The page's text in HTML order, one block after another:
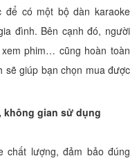
để có một bộ dàn karaoke
đình. Bên cạnh đó, người
phim… cũng hoàn toàn
sẽ giúp bạn chọn mua được
không gian sử dụng
chất lượng, đảm bảo đúng